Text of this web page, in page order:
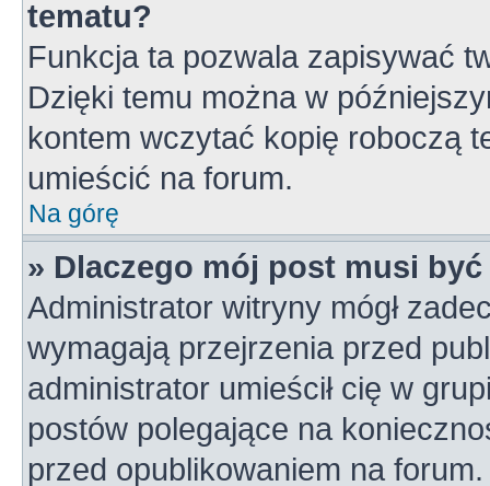
tematu?
Funkcja ta pozwala zapisywać
Dzięki temu można w
kontem wczytać kopię roboczą
umieścić na forum.
Na górę
» Dlaczego mój post musi
Administrator witryny mógł
wymagają przejrzenia przed
administrator umieścił cię w
postów polegające na
przed opublikowaniem na